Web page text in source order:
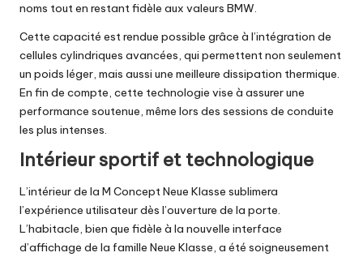
noms tout en restant fidèle aux valeurs BMW.
Cette capacité est rendue possible grâce à l’intégration de
cellules cylindriques avancées, qui permettent non seulement
un poids léger, mais aussi une meilleure dissipation thermique.
En fin de compte, cette technologie vise à assurer une
performance soutenue, même lors des sessions de conduite
les plus intenses.
Intérieur sportif et technologique
L’intérieur de la M Concept Neue Klasse sublimera
l’expérience utilisateur dès l’ouverture de la porte.
L’habitacle, bien que fidèle à la nouvelle interface
d’affichage de la famille Neue Klasse, a été soigneusement